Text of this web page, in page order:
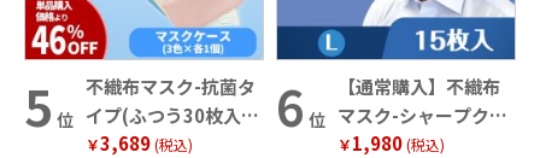
位
不織布マスク-抗菌タ
イプ(ふつう30枚入
×2)＋マスクケース3
￥3,689(税込)
位
【通常購入】不織布
マスク-シャープクリ
スタルマスク 大きめ
￥1,980(税込)